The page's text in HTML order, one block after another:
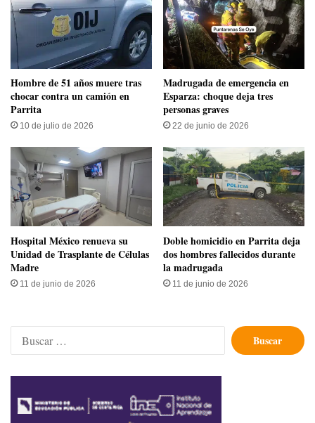
Hombre de 51 años muere tras
chocar contra un camión en
Parrita
10 de julio de 2026
Madrugada de emergencia en
Esparza: choque deja tres
personas graves
22 de junio de 2026
Hospital México renueva su
Unidad de Trasplante de Células
Madre
11 de junio de 2026
Doble homicidio en Parrita deja
dos hombres fallecidos durante
la madrugada
11 de junio de 2026
Buscar: